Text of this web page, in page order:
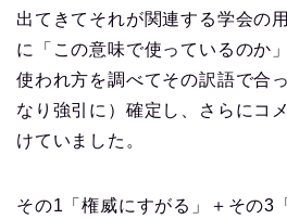
出てきてそれが関連する学会の
に「この意味で使っているのか
使われ方を調べてその訳語で合
なり強引に）確定し、さらにコ
けていました。
その1「権威にすがる」＋その3